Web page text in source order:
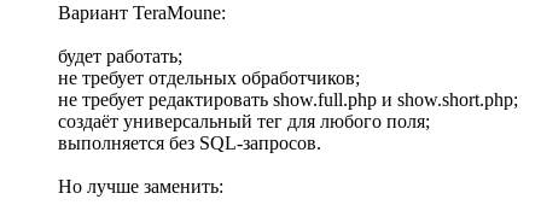
Вариант TeraMoune:
будет работать;
не требует отдельных обработчиков;
не требует редактировать show.full.php и show.short.php;
создаёт универсальный тег для любого поля;
выполняется без SQL-запросов.
Но лучше заменить: